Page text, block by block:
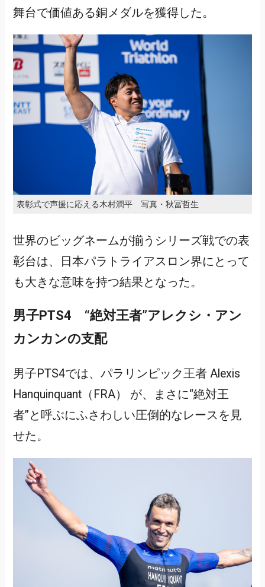
舞台で価値ある銅メダルを獲得した。
表彰式で声援に応える木村潤平 写真・秋冨哲生
世界のビッグネームが揃うシリーズ戦での表
彰台は、日本パラトライアスロン界にとって
も大きな意味を持つ結果となった。
男子PTS4 “絶対王者”アレクシ・アン
カンカンの支配
男子PTS4では、パラリンピック王者 Alexis
Hanquinquant（FRA） が、まさに“絶対王
者”と呼ぶにふさわしい圧倒的なレースを見
せた。